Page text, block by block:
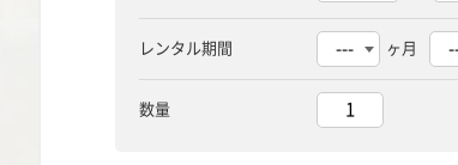
レンタル期間 ヶ月
数量